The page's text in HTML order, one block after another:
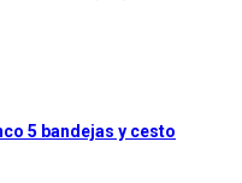
5 bandejas y cesto